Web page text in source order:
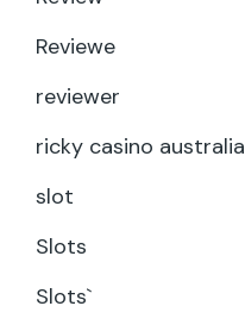
Reviewe
reviewer
ricky casino australia
slot
Slots
Slots`